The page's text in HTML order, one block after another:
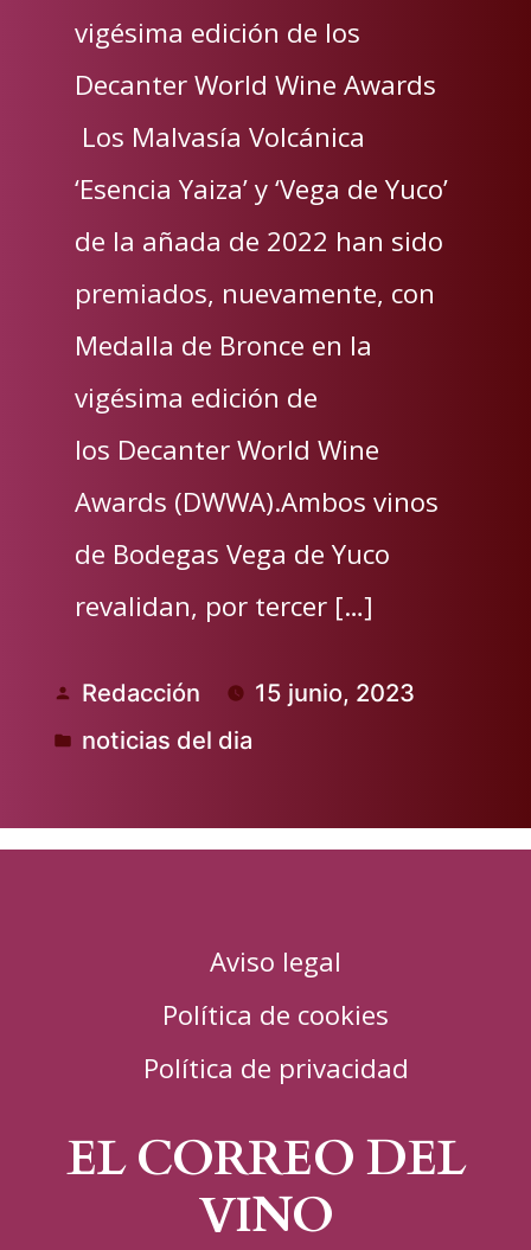
vigésima edición de los
Decanter World Wine Awards
Los Malvasía Volcánica
‘Esencia Yaiza’ y ‘Vega de Yuco’
de la añada de 2022 han sido
premiados, nuevamente, con
Medalla de Bronce en la
vigésima edición de
los Decanter World Wine
Awards (DWWA).Ambos vinos
de Bodegas Vega de Yuco
revalidan, por tercer […]
Publicado
por
Redacción 15 junio, 2023
Publicado
noticias del dia
Aviso legal
Política de cookies
Política de privacidad
EL CORREO DEL
VINO